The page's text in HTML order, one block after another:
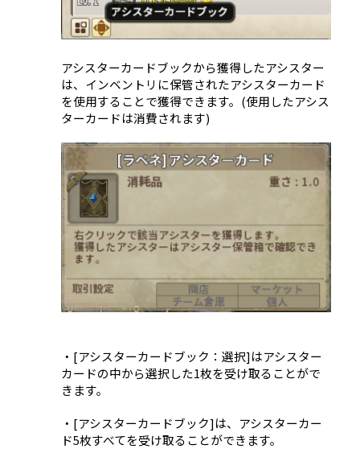
アシスターカードブックから獲得したアシスター
は、インベントリに保管されたアシスターカード
を使用することで獲得できます。(使用したアシス
ターカードは消費されます)
・[アシスターカードブック：選択]はアシスター
カードの中から選択した1枚を受け取ることがで
きます。
・[アシスターカードブック]は、アシスターカー
ド5枚すべてを受け取ることができます。